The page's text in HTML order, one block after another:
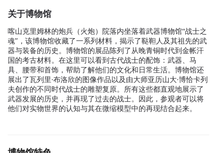
关于博物馆
喀山克里姆林的炮兵（火炮）院落内坐落着武器博物馆“战士之
魂”，该博物馆收藏了一系列材料，揭示了鞑靼人及其祖先的武
器与装备的历史。博物馆的展品陈列了从晚青铜时代到金帐汗
国的考古材料。在这里可以看到古代战士的配饰：武器、马
具、腰带和首饰，帮助了解他们的文化和日常生活。博物馆还
展出了瓦列里·布洛欣的图像作品以及由大师亚历山大·博恰卡列
夫创作的不同时代战士的雕塑复原。所有这些都直观地展示了
武器发展的历史，并再现了过去的战士。因此，参观者可以将
他们对实物世界的认知与其在微缩模型中的再现结合起来。